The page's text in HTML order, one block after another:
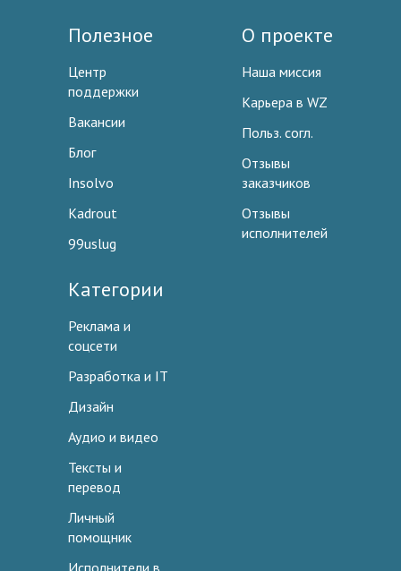
Полезное
Центр
поддержки
Вакансии
Блог
Insolvo
Kadrout
99uslug
О проекте
Наша миссия
Карьера в WZ
Польз. согл.
Отзывы
заказчиков
Отзывы
исполнителей
Категории
Реклама и
соцсети
Разработка и IT
Дизайн
Аудио и видео
Тексты и
перевод
Личный
помощник